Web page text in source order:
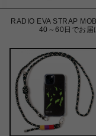
RADIO EVA STRAP
40～60日でお